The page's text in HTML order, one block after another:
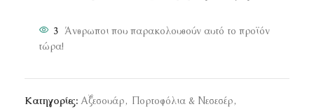
3 Άνθρωποι που παρακολουθούν αυτό το προϊόν
τώρα!
Κατηγορίες: Αξεσουάρ, Πορτοφόλια & Νεσεσέρ,